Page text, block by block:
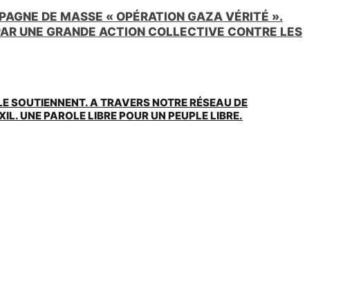
DE MASSE « OPÉRATION GAZA VÉRITÉ ».
UNE GRANDE ACTION COLLECTIVE CONTRE LES
SOUTIENNENT. A TRAVERS NOTRE RÉSEAU DE
UNE PAROLE LIBRE POUR UN PEUPLE LIBRE.